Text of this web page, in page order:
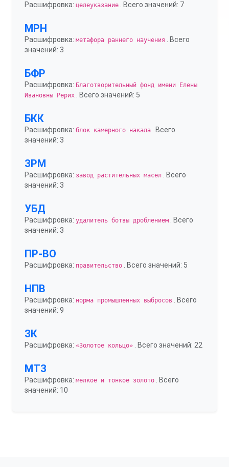
Расшифровка: целеуказание . Всего значений: 7
МРН
Расшифровка: метафора раннего научения
. Всего
значений: 3
БФР
Расшифровка: Благотворительный фонд имени Елены
Ивановны Рерих . Всего значений: 5
БКК
Расшифровка: блок камерного накала . Всего
значений: 3
ЗРМ
Расшифровка: завод растительных масел . Всего
значений: 3
УБД
Расшифровка: удалитель ботвы дроблением . Всего
значений: 3
ПР-ВО
Расшифровка: правительство . Всего значений: 5
НПВ
Расшифровка: норма промышленных выбросов
. Всего
значений: 9
ЗК
Расшифровка: «Золотое кольцо» . Всего значений: 22
МТЗ
Расшифровка: мелкое и тонкое золото . Всего
значений: 10